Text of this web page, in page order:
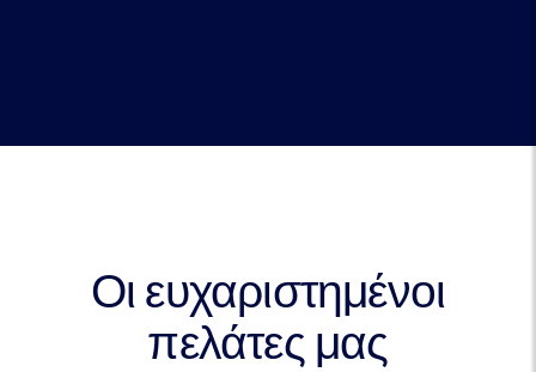
Οι ευχαριστημένοι
πελάτες μας